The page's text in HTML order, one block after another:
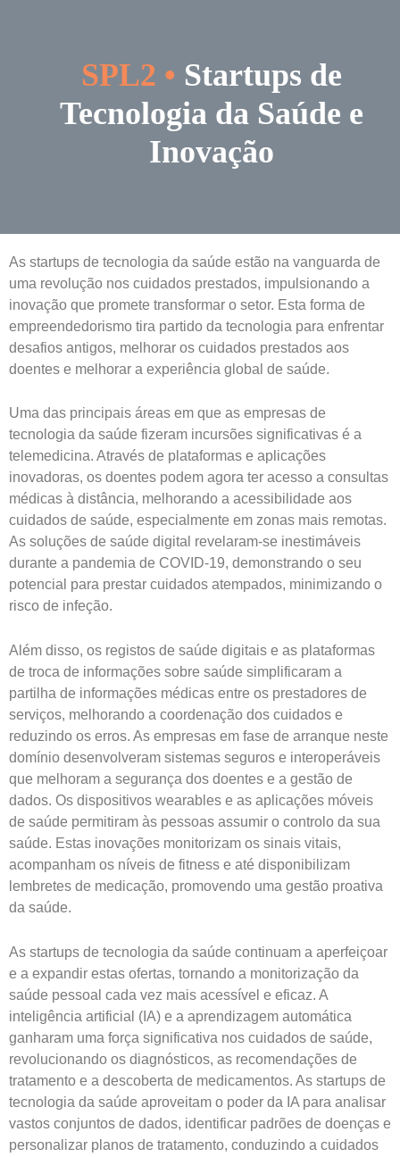
SPL2 • Startups de
Tecnologia da Saúde e
Inovação
As startups de tecnologia da saúde estão na vanguarda de
uma revolução nos cuidados prestados, impulsionando a
inovação que promete transformar o setor. Esta forma de
empreendedorismo tira partido da tecnologia para enfrentar
desafios antigos, melhorar os cuidados prestados aos
doentes e melhorar a experiência global de saúde.
Uma das principais áreas em que as empresas de
tecnologia da saúde fizeram incursões significativas é a
telemedicina. Através de plataformas e aplicações
inovadoras, os doentes podem agora ter acesso a consultas
médicas à distância, melhorando a acessibilidade aos
cuidados de saúde, especialmente em zonas mais remotas.
As soluções de saúde digital revelaram-se inestimáveis
durante a pandemia de COVID-19, demonstrando o seu
potencial para prestar cuidados atempados, minimizando o
risco de infeção.
Além disso, os registos de saúde digitais e as plataformas
de troca de informações sobre saúde simplificaram a
partilha de informações médicas entre os prestadores de
serviços, melhorando a coordenação dos cuidados e
reduzindo os erros. As empresas em fase de arranque neste
domínio desenvolveram sistemas seguros e interoperáveis
que melhoram a segurança dos doentes e a gestão de
dados. Os dispositivos wearables e as aplicações móveis
de saúde permitiram às pessoas assumir o controlo da sua
saúde. Estas inovações monitorizam os sinais vitais,
acompanham os níveis de fitness e até disponibilizam
lembretes de medicação, promovendo uma gestão proativa
da saúde.
As startups de tecnologia da saúde continuam a aperfeiçoar
e a expandir estas ofertas, tornando a monitorização da
saúde pessoal cada vez mais acessível e eficaz. A
inteligência artificial (IA) e a aprendizagem automática
ganharam uma força significativa nos cuidados de saúde,
revolucionando os diagnósticos, as recomendações de
tratamento e a descoberta de medicamentos. As startups de
tecnologia da saúde aproveitam o poder da IA para analisar
vastos conjuntos de dados, identificar padrões de doenças e
personalizar planos de tratamento, conduzindo a cuidados